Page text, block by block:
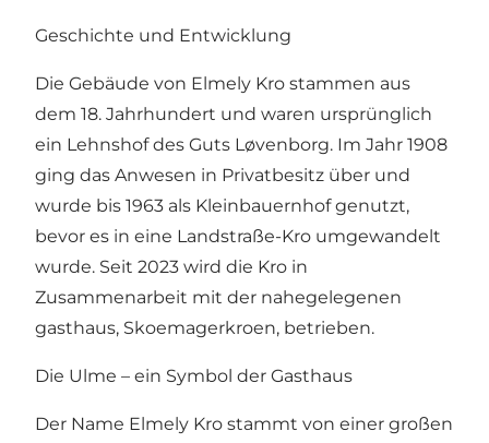
Geschichte und Entwicklung
Die Gebäude von Elmely Kro stammen aus
dem 18. Jahrhundert und waren ursprünglich
ein Lehnshof des Guts Løvenborg. Im Jahr 1908
ging das Anwesen in Privatbesitz über und
wurde bis 1963 als Kleinbauernhof genutzt,
bevor es in eine Landstraße-Kro umgewandelt
wurde. Seit 2023 wird die Kro in
Zusammenarbeit mit der nahegelegenen
gasthaus, Skoemagerkroen, betrieben.
Die Ulme – ein Symbol der Gasthaus
Der Name Elmely Kro stammt von einer großen